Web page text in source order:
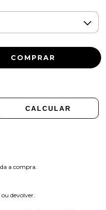
CALCULAR
a compra.
devolver.